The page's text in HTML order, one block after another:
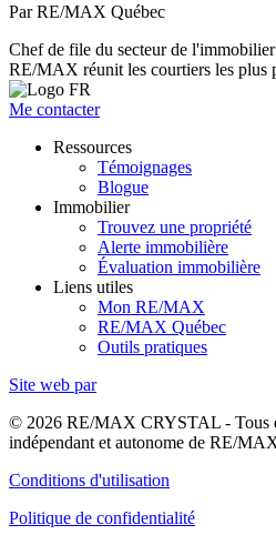
Par RE/MAX Québec
Chef de file du secteur de
RE/MAX réunit les courtiers les plus
Me contacter
Ressources
Témoignages
Blogue
Immobilier
Trouvez une propriété
Alerte immobilière
Évaluation immobilière
Liens utiles
Mon RE/MAX
RE/MAX Québec
Outils pratiques
Site web par
© 2026 RE/MAX CRYSTAL - Tous
indépendant et autonome de RE/
Conditions d'utilisation
Politique de confidentialité